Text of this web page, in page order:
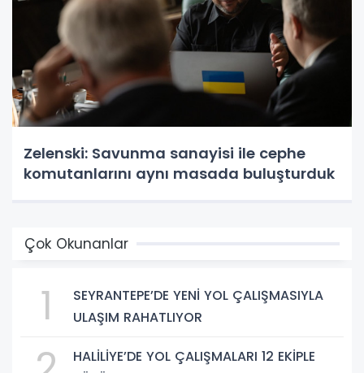
Zelenski: Savunma sanayisi ile cephe
komutanlarını aynı masada buluşturduk
Çok Okunanlar
1
SEYRANTEPE’DE YENİ YOL ÇALIŞMASIYLA
ULAŞIM RAHATLIYOR
HALİLİYE’DE YOL ÇALIŞMALARI 12 EKİPLE